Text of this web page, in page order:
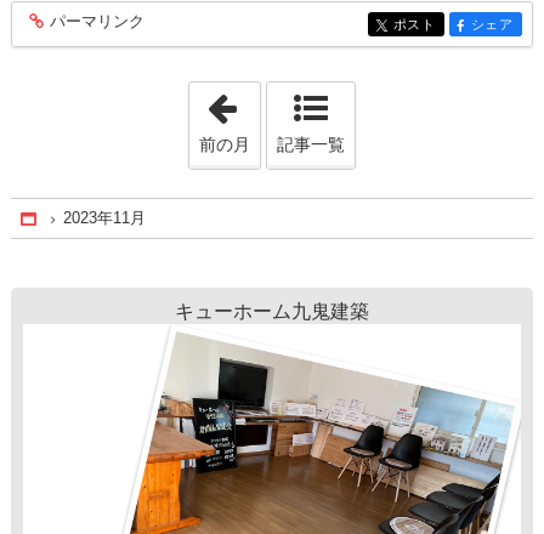
entry281
パーマリンク entry281
ポスト entry281
シェア
「2023年10月」
前の月 記事一覧
Home
2023年11月
キューホーム九鬼建築